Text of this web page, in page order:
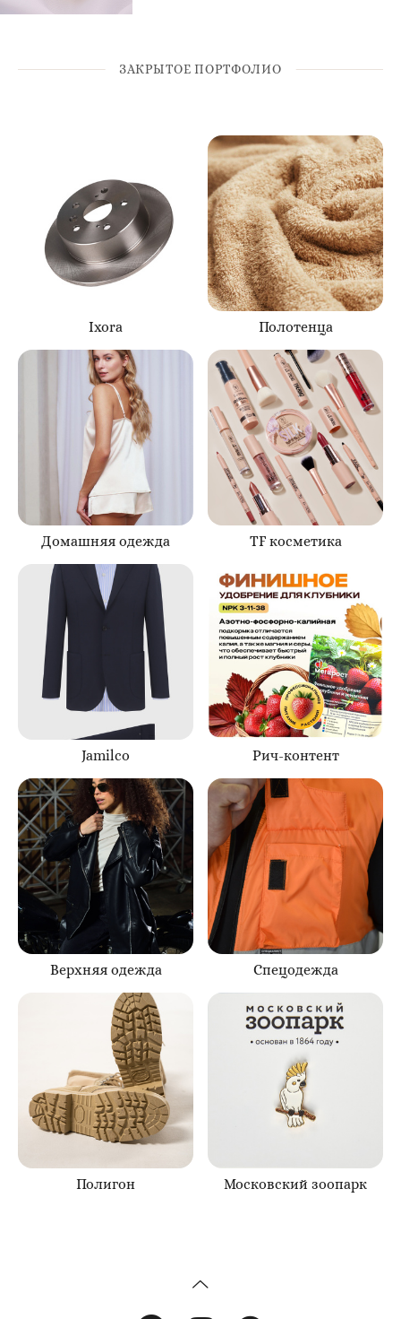
ЗАКРЫТОЕ ПОРТФОЛИО
Ixora Полотенца
Домашняя одежда TF косметика
Jamilco Рич-контент
Верхняя одежда Спецодежда
Полигон Московский зоопарк